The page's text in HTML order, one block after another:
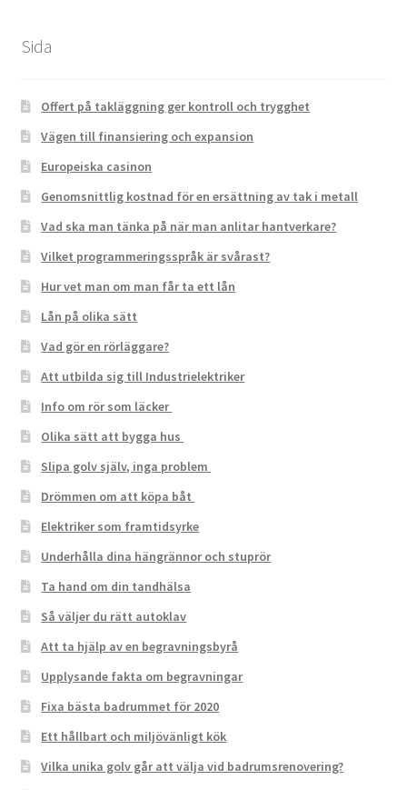
Sida
Offert på takläggning ger kontroll och trygghet
Vägen till finansiering och expansion
Europeiska casinon
Genomsnittlig kostnad för en ersättning av tak i metall
Vad ska man tänka på när man anlitar hantverkare?
Vilket programmeringsspråk är svårast?
Hur vet man om man får ta ett lån
Lån på olika sätt
Vad gör en rörläggare?
Att utbilda sig till Industrielektriker
Info om rör som läcker
Olika sätt att bygga hus
Slipa golv själv, inga problem
Drömmen om att köpa båt
Elektriker som framtidsyrke
Underhålla dina hängrännor och stuprör
Ta hand om din tandhälsa
Så väljer du rätt autoklav
Att ta hjälp av en begravningsbyrå
Upplysande fakta om begravningar
Fixa bästa badrummet för 2020
Ett hållbart och miljövänligt kök
Vilka unika golv går att välja vid badrumsrenovering?